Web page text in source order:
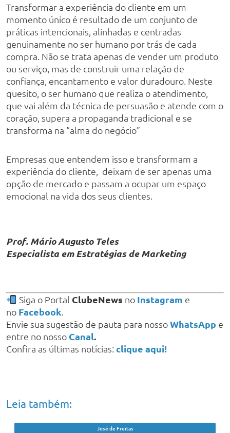
Transformar a experiência do cliente em um
momento único é resultado de um conjunto de
práticas intencionais, alinhadas e centradas
genuinamente no ser humano por trás de cada
compra. Não se trata apenas de vender um produto
ou serviço, mas de construir uma relação de
confiança, encantamento e valor duradouro. Neste
quesito, o ser humano que realiza o atendimento,
que vai além da técnica de persuasão e atende com o
coração, supera a propaganda tradicional e se
transforma na “alma do negócio”
Empresas que entendem isso e transformam a
experiência do cliente, deixam de ser apenas uma
opção de mercado e passam a ocupar um espaço
emocional na vida dos seus clientes.
Prof. Mário Augusto Teles
Especialista em Estratégias de Marketing
Siga o Portal ClubeNews no Instagram e
no Facebook.
Envie sua sugestão de pauta para nossoWhatsApp e
entre no nosso Canal.
Confira as últimas notícias: clique aqui!
Leia também:
José de Freitas